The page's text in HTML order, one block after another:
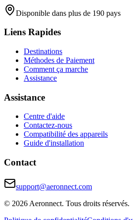
Disponible dans plus de 190 pays
Liens Rapides
Destinations
Méthodes de Paiement
Comment ça marche
Assistance
Assistance
Centre d'aide
Contactez-nous
Compatibilité des appareils
Guide d'installation
Contact
support@aeronnect.com
© 2026 Aeronnect. Tous droits réservés.